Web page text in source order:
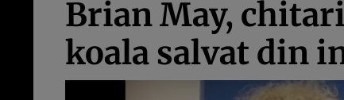
Brian May,
koala salvat din